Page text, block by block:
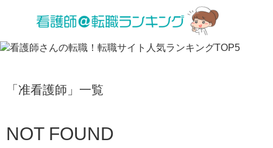
「 准看護師 」 一覧
NOT FOUND